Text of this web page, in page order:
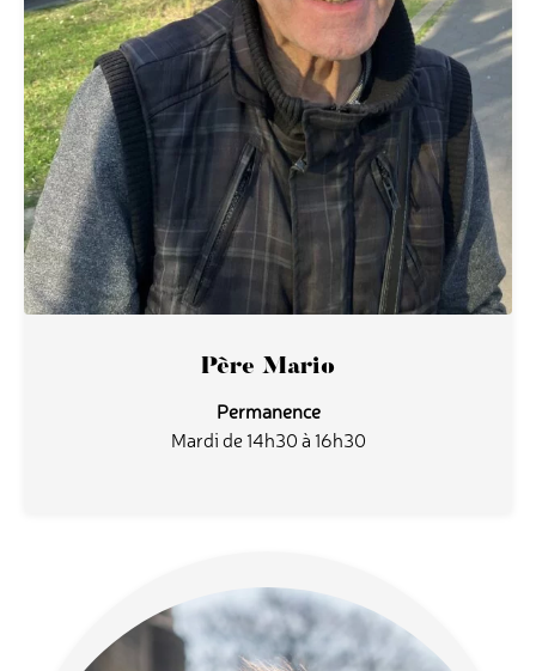
Père Mario
Permanence
Mardi de 14h30 à 16h30